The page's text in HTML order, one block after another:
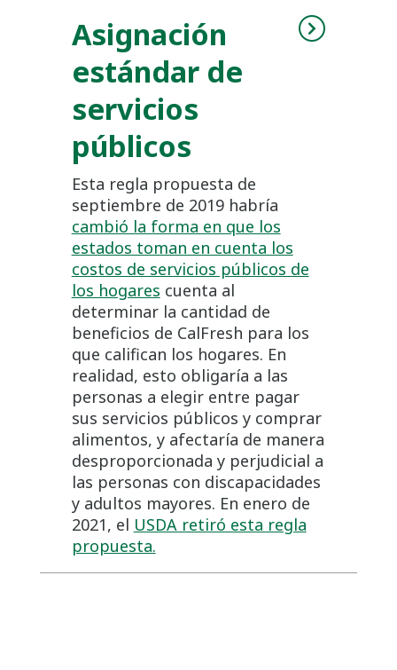
Asignación
estándar de
servicios
públicos
Esta regla propuesta de
septiembre de 2019 habría
cambió la forma en que los
estados toman en cuenta los
costos de servicios públicos de
los hogares cuenta al
determinar la cantidad de
beneficios de CalFresh para los
que califican los hogares. En
realidad, esto obligaría a las
personas a elegir entre pagar
sus servicios públicos y comprar
alimentos, y afectaría de manera
desproporcionada y perjudicial a
las personas con discapacidades
y adultos mayores. En enero de
2021, el USDA retiró esta regla
propuesta.